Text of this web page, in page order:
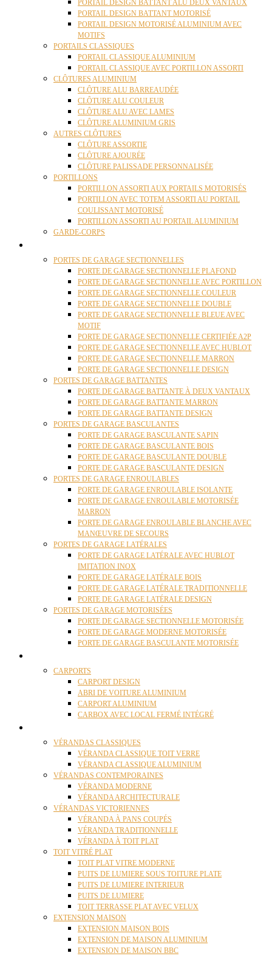
PORTAIL DESIGN BATTANT ALU DEUX VANTAUX
PORTAIL DESIGN BATTANT MOTORISÉ
PORTAIL DESIGN MOTORISÉ ALUMINIUM AVEC
MOTIFS
PORTAILS CLASSIQUES
PORTAIL CLASSIQUE ALUMINIUM
PORTAIL CLASSIQUE AVEC PORTILLON ASSORTI
CLÔTURES ALUMINIUM
CLÔTURE ALU BARREAUDÉE
CLÔTURE ALU COULEUR
CLÔTURE ALU AVEC LAMES
CLÔTURE ALUMINIUM GRIS
AUTRES CLÔTURES
CLÔTURE ASSORTIE
CLÔTURE AJOURÉE
CLÔTURE PALISSADE PERSONNALISÉE
PORTILLONS
PORTILLON ASSORTI AUX PORTAILS MOTORISÉS
PORTILLON AVEC TOTEM ASSORTI AU PORTAIL
COULISSANT MOTORISÉ
PORTILLON ASSORTI AU PORTAIL ALUMINIUM
GARDE-CORPS
PORTES DE GARAGE SECTIONNELLES
PORTE DE GARAGE SECTIONNELLE PLAFOND
PORTE DE GARAGE SECTIONNELLE AVEC PORTILLON
PORTE DE GARAGE SECTIONNELLE COULEUR
PORTE DE GARAGE SECTIONNELLE DOUBLE
PORTE DE GARAGE SECTIONNELLE BLEUE AVEC
MOTIF
PORTE DE GARAGE SECTIONNELLE CERTIFIÉE A2P
PORTE DE GARAGE SECTIONNELLE AVEC HUBLOT
PORTE DE GARAGE SECTIONNELLE MARRON
PORTE DE GARAGE SECTIONNELLE DESIGN
PORTES DE GARAGE BATTANTES
PORTE DE GARAGE BATTANTE À DEUX VANTAUX
PORTE DE GARAGE BATTANTE MARRON
PORTE DE GARAGE BATTANTE DESIGN
PORTES DE GARAGE BASCULANTES
PORTE DE GARAGE BASCULANTE SAPIN
PORTE DE GARAGE BASCULANTE BOIS
PORTE DE GARAGE BASCULANTE DOUBLE
PORTE DE GARAGE BASCULANTE DESIGN
PORTES DE GARAGE ENROULABLES
PORTE DE GARAGE ENROULABLE ISOLANTE
PORTE DE GARAGE ENROULABLE MOTORISÉE
MARRON
PORTE DE GARAGE ENROULABLE BLANCHE AVEC
MANŒUVRE DE SECOURS
PORTES DE GARAGE LATÉRALES
PORTE DE GARAGE LATÉRALE AVEC HUBLOT
IMITATION INOX
PORTE DE GARAGE LATÉRALE BOIS
PORTE DE GARAGE LATÉRALE TRADITIONNELLE
PORTE DE GARAGE LATÉRALE DESIGN
PORTES DE GARAGE MOTORISÉES
PORTE DE GARAGE SECTIONNELLE MOTORISÉE
PORTE DE GARAGE MODERNE MOTORISÉE
PORTE DE GARAGE BASCULANTE MOTORISÉE
CARPORTS
CARPORT DESIGN
ABRI DE VOITURE ALUMINIUM
CARPORT ALUMINIUM
CARBOX AVEC LOCAL FERMÉ INTÉGRÉ
VÉRANDAS CLASSIQUES
VÉRANDA CLASSIQUE TOIT VERRE
VÉRANDA CLASSIQUE ALUMINIUM
VÉRANDAS CONTEMPORAINES
VÉRANDA MODERNE
VÉRANDA ARCHITECTURALE
VÉRANDAS VICTORIENNES
VÉRANDA À PANS COUPÉS
VÉRANDA TRADITIONNELLE
VÉRANDA À TOIT PLAT
TOIT VITRÉ PLAT
TOIT PLAT VITRE MODERNE
PUITS DE LUMIERE SOUS TOITURE PLATE
PUITS DE LUMIERE INTERIEUR
PUITS DE LUMIERE
TOIT TERRASSE PLAT AVEC VELUX
EXTENSION MAISON
EXTENSION MAISON BOIS
EXTENSION DE MAISON ALUMINIUM
EXTENSION DE MAISON BBC